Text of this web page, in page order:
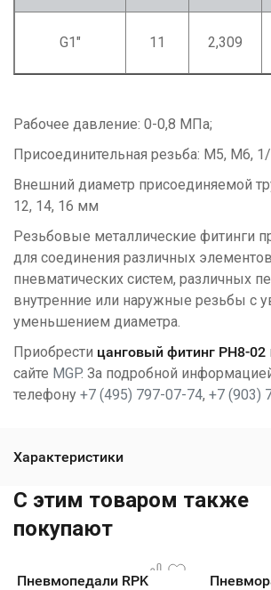
G1" 11 2,309
Рабочее давление: 0-0,8 МПа;
Присоединительная резьба: M5, М6,
Внешний диаметр присоединяемой
12, 14, 16 мм
Резьбовые металлические фитинги
для соединения различных элементов
пневматических систем, различных
внутренние или наружные резьбы с
уменьшением диаметра.
Приобрести цанговый фитинг PH8-02
сайте MGP. За подробной
телефону +7 (495) 797-07-74, +7 (903)
Характеристики
C этим товаром также
покупают
Пневмопедали RPK